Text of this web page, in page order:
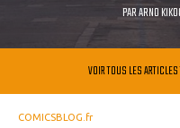
PARARNO
VOIR TOUS LES
COMICSBLOG.fr